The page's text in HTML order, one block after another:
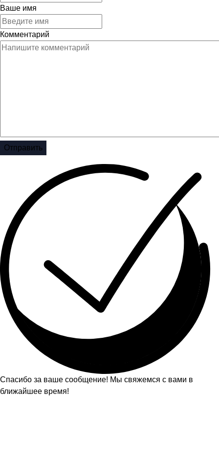
Ваше имя
Комментарий
Отправить
Спасибо за ваше сообщение! Мы свяжемся с вами в
ближайшее время!